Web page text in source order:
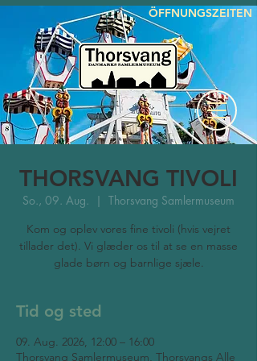
ÖFFNUNGSZEITEN
THORSVANG TIVOLI
So., 09. Aug.
  |
Thorsvang Samlermuseum
Kom og oplev vores fine tivoli (hvis vejret
tillader det). Vi glæder os til at se en masse
glade børn og barnlige sjæle.
Tid og sted
09. Aug. 2026, 12:00 – 16:00
Thorsvang Samlermuseum, Thorsvangs Alle